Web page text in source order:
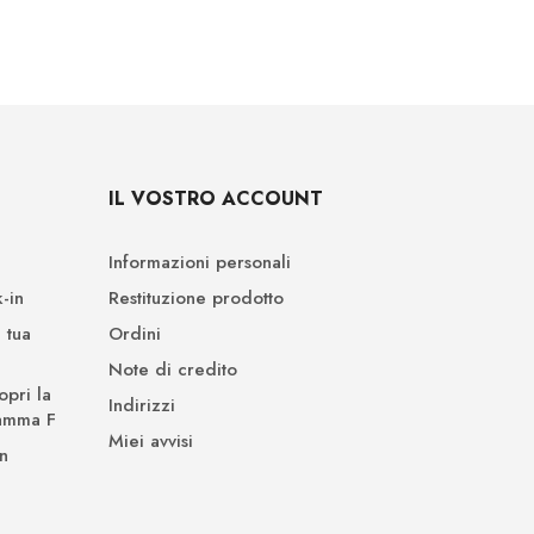
in
la
F
IL VOSTRO ACCOUNT
Informazioni personali
Restituzione prodotto
Ordini
Note di credito
Indirizzi
Miei avvisi